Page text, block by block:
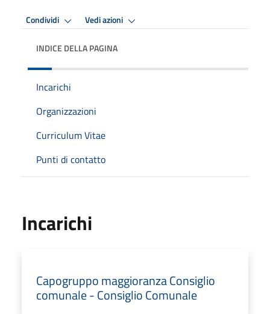
Condividi Vedi azioni
INDICE DELLA PAGINA
Incarichi
Organizzazioni
Curriculum Vitae
Punti di contatto
Incarichi
Capogruppo maggioranza Consiglio
comunale - Consiglio Comunale